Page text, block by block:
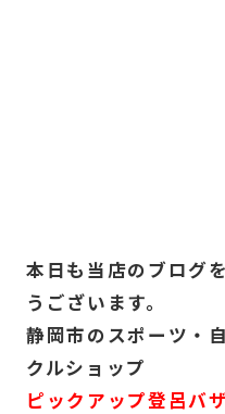
本日も当店のブログ
うございます。
静岡市のスポーツ・
クルショップ
ピックアップ登呂バ